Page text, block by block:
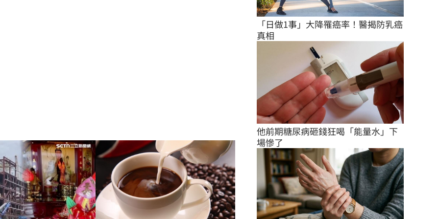
「日做1事」大降罹癌率！醫揭防乳癌
真相
他前期糖尿病砸錢狂喝「能量水」下
場慘了